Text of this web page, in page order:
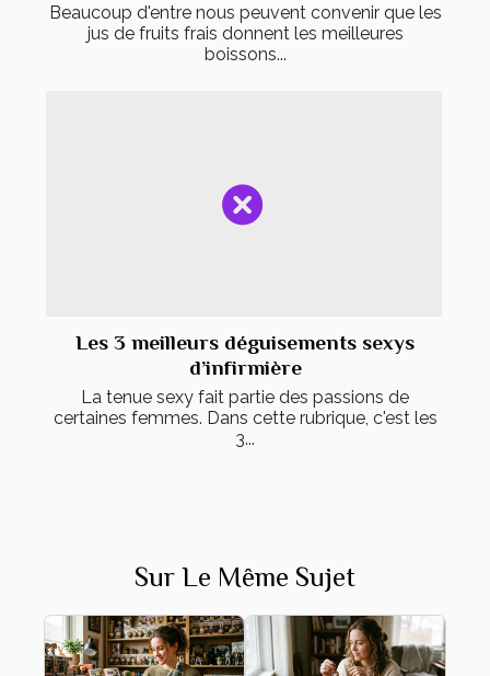
Beaucoup d'entre nous peuvent convenir que les
jus de fruits frais donnent les meilleures
boissons...
Les 3 meilleurs déguisements sexys
d’infirmière
La tenue sexy fait partie des passions de
certaines femmes. Dans cette rubrique, c'est les
3...
Sur Le Même Sujet